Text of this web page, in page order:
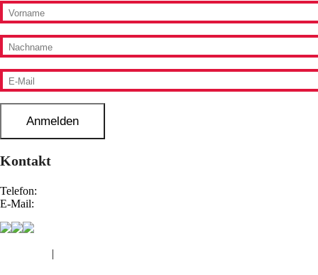
Anmelden
Kontakt
Telefon:
E-Mail:
|